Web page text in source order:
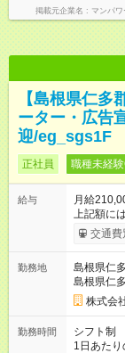
掲載元企業名 マンパ
【島根県仁多
ーター・広告
迎/eg_sgs1F
正社員 職種未経
給与
月給
上記額に
ます。
※能力や
に1回の「
す。特に
となること
期間】試
本採用時
交通費
勤務地
島根県仁
島根県仁
株式会
勤務時間
シフト制
1日あたりの実働